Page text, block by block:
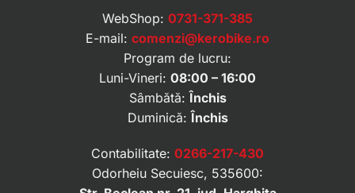
WebShop: 0731-371-385
E-mail: comenzi@kerobike.ro
Program de lucru:
Luni-Vineri: 08:00 – 16:00
Sâmbătă:Închis
Duminică:Închis
Contabilitate: 0266-217-430
Odorheiu Secuiesc, 535600: